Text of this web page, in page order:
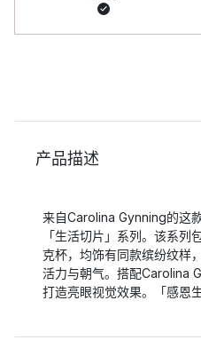
产品描述
来自Carolina Gynning的这
「生活切片」系列。该系列
克杯，均饰有同款缤纷纹样
活力与朝气。搭配Carolina
打造亮眼视觉效果。「感恩